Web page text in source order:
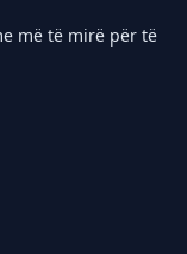
më të mirë për të